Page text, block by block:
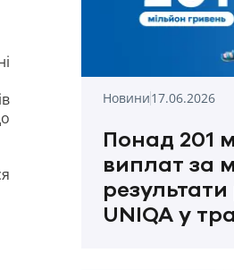
Новини17.06.2026
Понад 201
виплат за
UNIQA у